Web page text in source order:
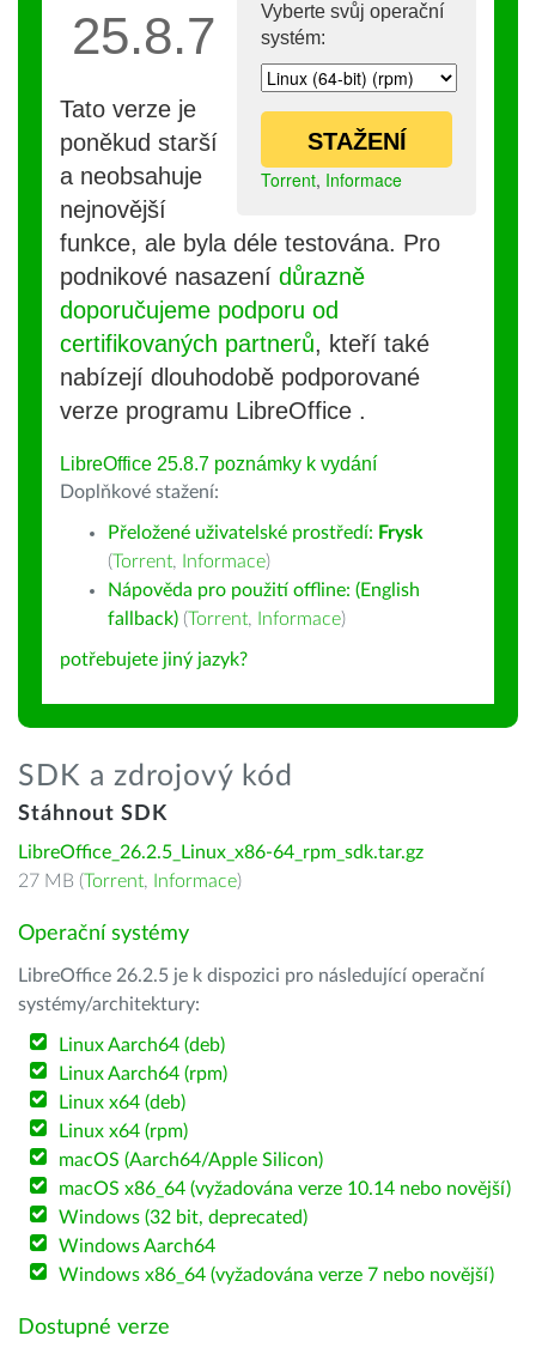
Vyberte svůj operační
systém:
STAŽENÍ
Torrent, Informace
25.8.7
Tato verze je
poněkud starší
a neobsahuje
nejnovější
funkce, ale byla déle testována. Pro
podnikové nasazení důrazně
doporučujeme podporu od
certifikovaných partnerů, kteří také
nabízejí dlouhodobě podporované
verze programu LibreOffice .
LibreOffice 25.8.7 poznámky k vydání
Doplňkové stažení:
Přeložené uživatelské prostředí: Frysk
(Torrent, Informace)
Nápověda pro použití offline: (English
fallback) (Torrent, Informace)
potřebujete jiný jazyk?
SDK a zdrojový kód
Stáhnout SDK
LibreOffice_26.2.5_Linux_x86-64_rpm_sdk.tar.gz
27 MB (Torrent, Informace)
Operační systémy
LibreOffice 26.2.5 je k dispozici pro následující operační
systémy/architektury:
Linux Aarch64 (deb)
Linux Aarch64 (rpm)
Linux x64 (deb)
Linux x64 (rpm)
macOS (Aarch64/Apple Silicon)
macOS x86_64 (vyžadována verze 10.14 nebo novější)
Windows (32 bit, deprecated)
Windows Aarch64
Windows x86_64 (vyžadována verze 7 nebo novější)
Dostupné verze